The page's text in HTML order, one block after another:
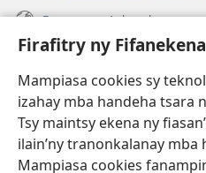
Firafitry ny Fifanekena
Mampiasa cookies sy
izahay mba handeha tsara
Tsy maintsy ekena ny
ilain’ny tranonkalanay mba
Mampiasa cookies
Fanazavana Ankapobeny
Fanampiana
Fanomezana
(manokatra
rohy)
FITEHIRIZAM-BOKIN’NY
(manokatra
rohy)